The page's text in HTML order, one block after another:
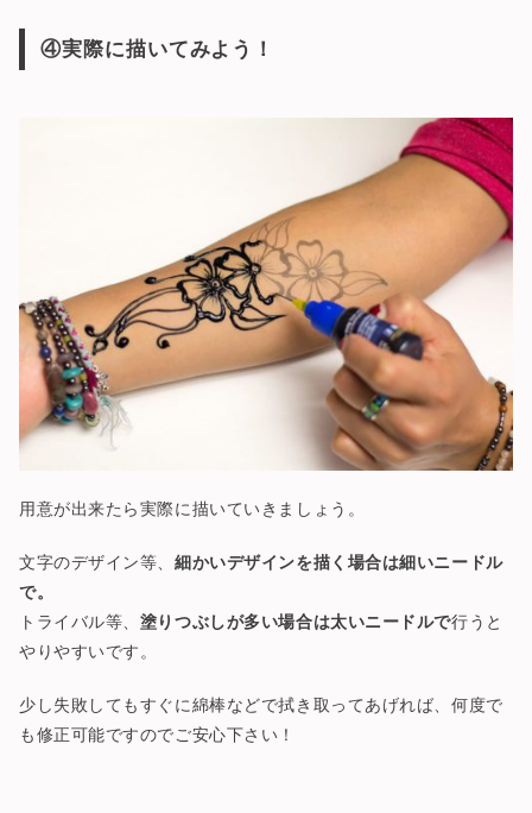
④実際に描いてみよう！
用意が出来たら実際に描いていきましょう。
文字のデザイン等、細かいデザインを描く場合は細いニードル
で。
トライバル等、 塗りつぶしが多い場合は太いニードルで行うと
やりやすいです。
少し失敗してもすぐに綿棒などで拭き取ってあげれば、何度で
も修正可能ですのでご安心下さい！